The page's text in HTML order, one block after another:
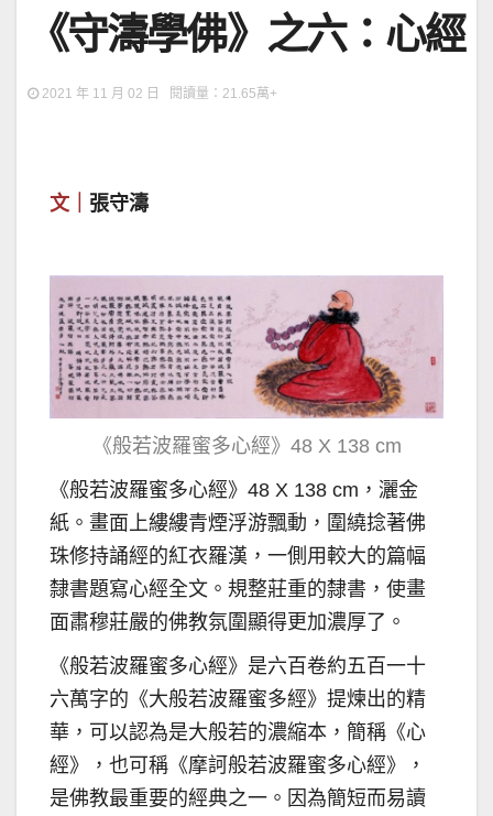
《守濤學佛》之六：心經
2021 年 11 月 02 日 閱讀量：21.65萬+
文｜ 張守濤
《般若波羅蜜多心經》48 X 138 cm
《般若波羅蜜多心經》48 X 138 cm，灑金
紙。畫面上縷縷青煙浮游飄動，圍繞捻著佛
珠修持誦經的紅衣羅漢，一側用較大的篇幅
隸書題寫心經全文。規整莊重的隸書，使畫
面肅穆莊嚴的佛教氛圍顯得更加濃厚了。
《般若波羅蜜多心經》是六百卷約五百一十
六萬字的《大般若波羅蜜多經》提煉出的精
華，可以認為是大般若的濃縮本，簡稱《心
經》，也可稱《摩訶般若波羅蜜多心經》，
是佛教最重要的經典之一。因為簡短而易讀